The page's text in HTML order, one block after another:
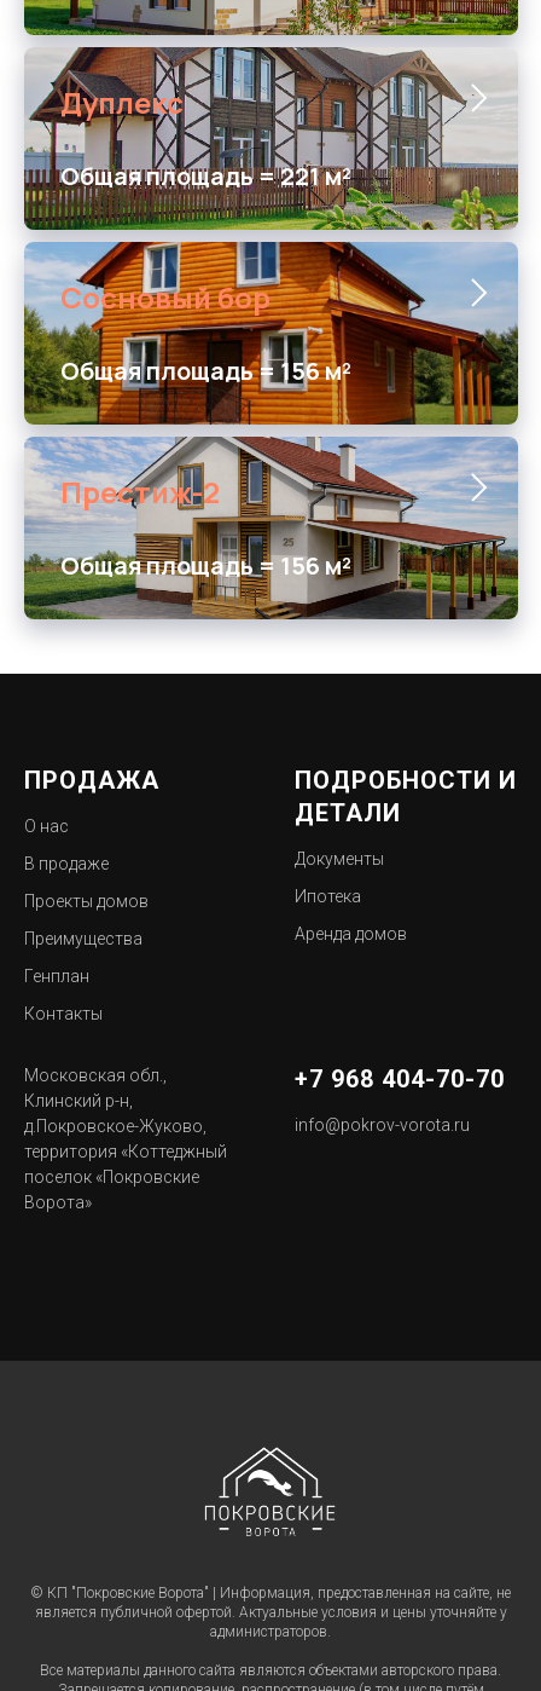
Дуплекс
Общая площадь = 221 м²
Сосновый бор
Общая площадь = 156 м²
Престиж-2
Общая площадь = 156 м²
ПРОДАЖА
О нас
В продаже
Проекты домов
Преимущества
Генплан
Контакты
ПОДРОБНОСТИ И
ДЕТАЛИ
Документы
Ипотека
Аренда домов
Московская обл.,
Клинский р-н,
д.Покровское-Жуково,
территория «Коттеджный
поселок «Покровские
Ворота»
+7 968 404-70-70
info@pokrov-vorota.ru
© КП "Покровские Ворота" | Информация, предоставленная на сайте, не
является публичной офертой. Актуальные условия и цены уточняйте у
администраторов.
Все материалы данного сайта являются объектами авторского права.